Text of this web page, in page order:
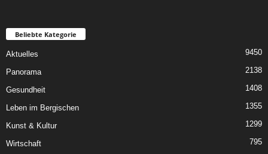
Beliebte Kategorie
Aktuelles 9450
Panorama 2138
Gesundheit 1408
Leben im Bergischen 1355
Kunst & Kultur 1299
Wirtschaft 795